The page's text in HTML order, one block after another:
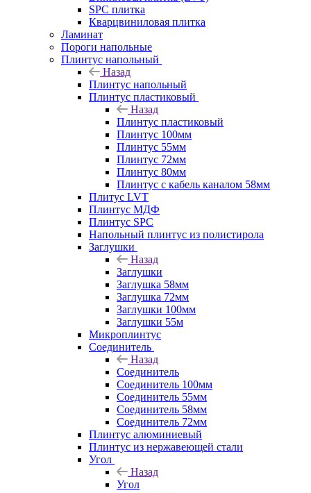
SPC плитка
Кварцвиниловая плитка
Ламинат
Пороги напольные
Плинтус напольный
Назад
Плинтус напольный
Плинтус пластиковый
Назад
Плинтус пластиковый
Плинтус 100мм
Плинтус 55мм
Плинтус 72мм
Плинтус 80мм
Плинтус с кабель каналом 58мм
Плитус LVT
Плинтус МДФ
Плинтус SPC
Напольный плинтус из полистирола
Заглушки
Назад
Заглушки
Заглушка 58мм
Заглушка 72мм
Заглушки 100мм
Заглушки 55м
Микроплинтус
Соединитель
Назад
Соединитель
Соединитель 100мм
Соединитель 55мм
Соединитель 58мм
Соединитель 72мм
Плинтус алюминиевый
Плинтус из нержавеющей стали
Угол
Назад
Угол